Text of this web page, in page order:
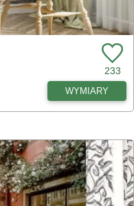
233
WYMIARY